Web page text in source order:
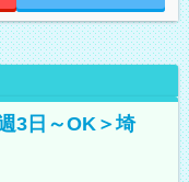
3日～OK＞埼